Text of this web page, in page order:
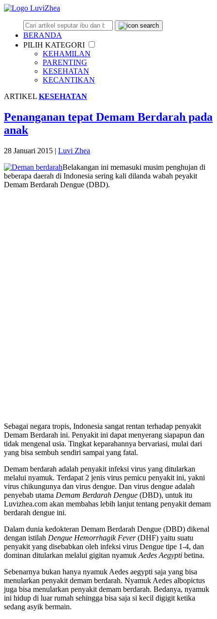
BERANDA
PILIH KATEGORI
KEHAMILAN
PARENTING
KESEHATAN
KECANTIKAN
ARTIKEL KESEHATAN
Penanganan tepat Demam Berdarah pada
anak
28 Januari 2015 | Luvi Zhea
Belakangan ini memasuki musim penghujan di
beberapa daerah di Indonesia sering kali dilanda wabah peyakit
Demam Berdarah Dengue (DBD).
Sebagai negara tropis, Indonesia sangat rentan terhadap penyakit
Demam Berdarah ini. Penyakit ini dapat menyerang siapapun dan
tidak mengenal usia. Tingkat keparahannya bervariasi, mulai dari
yang bisa sembuh sendiri sampai yang fatal.
Demam berdarah adalah penyakit infeksi virus yang ditularkan
melalui nyamuk. Terdapat 2 jenis virus pemicu penyakit ini, yakni
virus chikungunya dan virus dengue. Dan virus dengue adalah
penyebab utama Demam Berdarah Dengue (DBD), untuk itu
Luvizhea.com akan membahas lebih lanjut tentang penyakit demam
berdarah dengue ini.
Dalam dunia kedokteran Demam Berdarah Dengue (DBD) dikenal
dengan istilah Dengue Hemorrhagik Fever(DHF) yaitu suatu
penyakit yang disebabkan oleh infeksi virus Dengue tipe 1-4, dan
dominan ditularkan melalui gigitan nyamuk Aedes Aegypti betina.
Sebenarnya bukan hanya nyamuk Aedes aegypti saja yang bisa
menularkan penyakit demam berdarah. Nyamuk Aedes albopictus
juga bisa menularkan penyakit demam berdarah. Bedanya, nyamuk
ini hidup di luar rumah sehingga bisa saja si kecil digigit ketika
sedang asyik bermain.